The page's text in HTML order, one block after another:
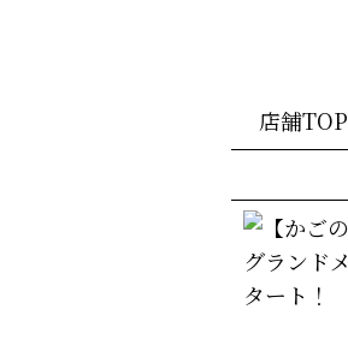
店舗TOP